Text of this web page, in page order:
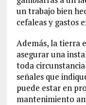
un trabajo bien
cefaleas y gastos
Además, la tierra
asegurar una
toda
señales que
puede estar en
mantenimiento